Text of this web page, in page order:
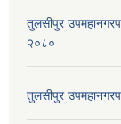
तुलसीपुर
२०८०
तुलसीपुर